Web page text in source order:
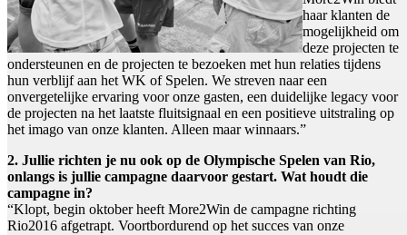
haar klanten de
mogelijkheid om
deze projecten te
ondersteunen en de projecten te bezoeken met hun relaties tijdens
hun verblijf aan het WK of Spelen. We streven naar een
onvergetelijke ervaring voor onze gasten, een duidelijke legacy voor
de projecten na het laatste fluitsignaal en een positieve uitstraling op
het imago van onze klanten. Alleen maar winnaars.”
2. Jullie richten je nu ook op de Olympische Spelen van Rio,
onlangs is jullie campagne daarvoor gestart. Wat houdt die
campagne in?
“Klopt, begin oktober heeft More2Win de campagne richting
Rio2016 afgetrapt. Voortbordurend op het succes van onze